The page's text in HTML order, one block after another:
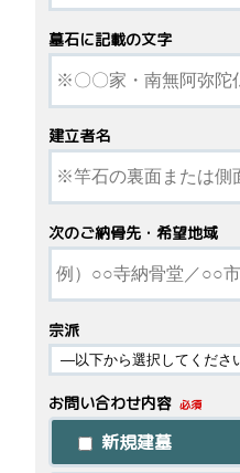
墓石に記載の文字
建立者名
次のご納骨先・希望地域
宗派
お問い合わせ内容 必須
新規建墓